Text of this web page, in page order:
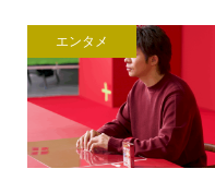
エンタメ